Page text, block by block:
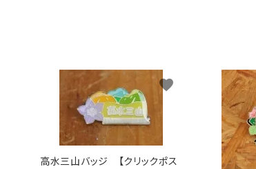
高水三山バッジ 【クリックポス
favorite